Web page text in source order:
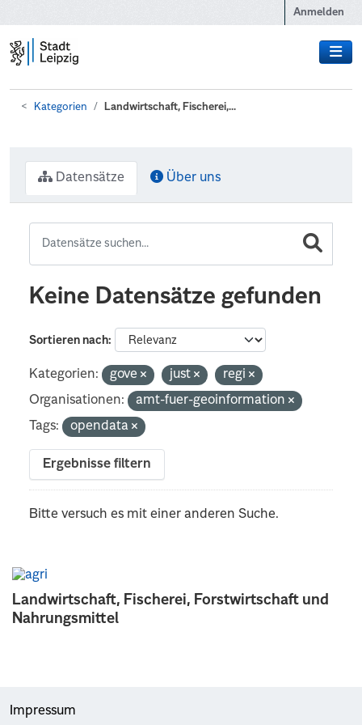
Anmelden
Kategorien Landwirtschaft, Fischerei,...
Landwirtschaft, Fischerei, Forstwirtschaft und
Nahrungsmittel
Datensätze Über uns
Keine Datensätze gefunden
Sortieren nach
Kategorien: gove just
regi
Organisationen:
amt-fuer-geoinformation
Tags:
opendata
Ergebnisse filtern
Bitte versuch es mit einer anderen Suche.
Impressum